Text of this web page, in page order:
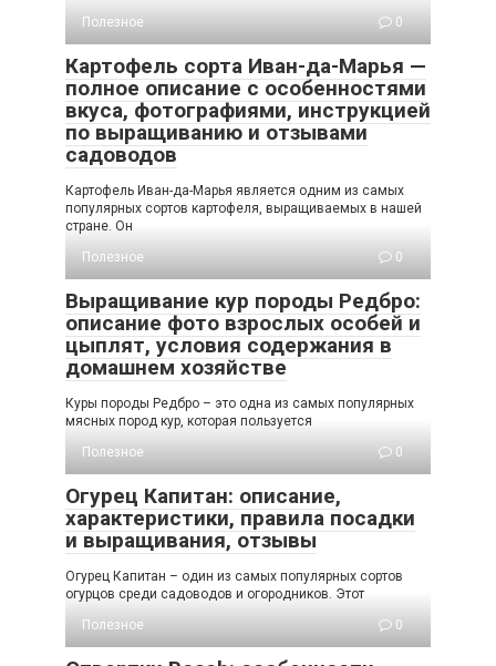
Полезное
0
Картофель сорта Иван-да-Марья —
полное описание с особенностями
вкуса, фотографиями, инструкцией
по выращиванию и отзывами
садоводов
Картофель Иван-да-Марья является одним из самых
популярных сортов картофеля, выращиваемых в нашей
стране. Он
Полезное
0
Выращивание кур породы Редбро:
описание фото взрослых особей и
цыплят, условия содержания в
домашнем хозяйстве
Куры породы Редбро – это одна из самых популярных
мясных пород кур, которая пользуется
Полезное
0
Огурец Капитан: описание,
характеристики, правила посадки
и выращивания, отзывы
Огурец Капитан – один из самых популярных сортов
огурцов среди садоводов и огородников. Этот
Полезное
0